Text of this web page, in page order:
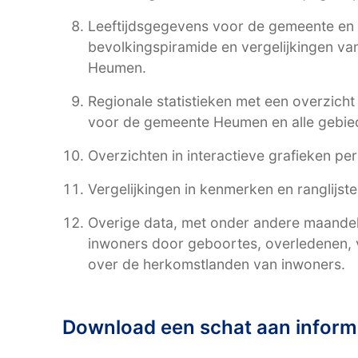
Leeftijdsgegevens voor de gemeente
bevolkingspiramide en vergelijkingen
Heumen.
Regionale statistieken met een
voor de gemeente Heumen en alle
Overzichten in interactieve grafieken
Vergelijkingen in kenmerken en
Overige data, met onder andere
inwoners door geboortes, overledenen,
over de herkomstlanden van inwoners.
Download een schat aan